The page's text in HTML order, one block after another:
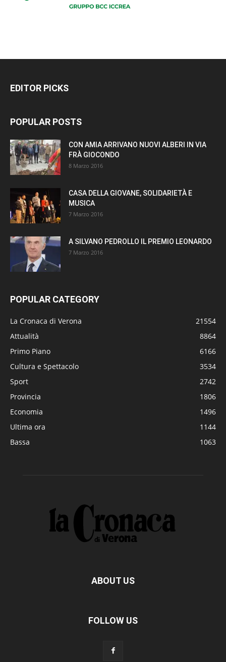
EDITOR PICKS
POPULAR POSTS
CON AMIA ARRIVANO NUOVI ALBERI IN VIA
FRÀ GIOCONDO
8 Marzo 2016
CASA DELLA GIOVANE, SOLIDARIETÀ E
MUSICA
7 Marzo 2016
A SILVANO PEDROLLO IL PREMIO LEONARDO
7 Marzo 2016
POPULAR CATEGORY
La Cronaca di Verona
21554
Attualità
8864
Primo Piano
6166
Cultura e Spettacolo
3534
Sport
2742
Provincia
1806
Economia
1496
Ultima ora
1144
Bassa
1063
ABOUT US
FOLLOW US